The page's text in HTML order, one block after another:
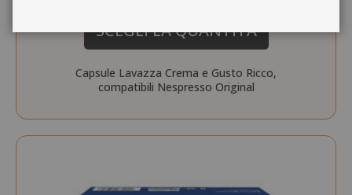
SCEGLI LA QUANTITÀ
Capsule Lavazza Crema e Gusto Ricco,
compatibili Nespresso Original